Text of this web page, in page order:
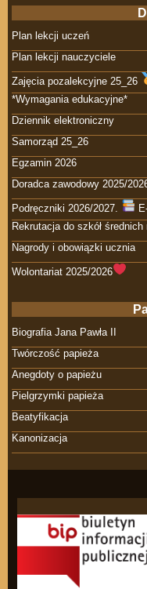
Plan lekcji uczeń
Plan lekcji nauczyciele
Zajęcia pozalekcyjne 25_26
*Wymagania edukacyjne*
Dziennik elektroniczny
Samorząd 25_26
Egzamin 2026
Doradca zawodowy 2025/
Podręczniki 2026/2027.
Rekrutacja do szkół
Nagrody i obowiązki ucznia
Wolontariat 2025/2026
Biografia Jana Pawła II
Twórczość papieża
Anegdoty o papieżu
Pielgrzymki papieża
Beatyfikacja
Kanonizacja